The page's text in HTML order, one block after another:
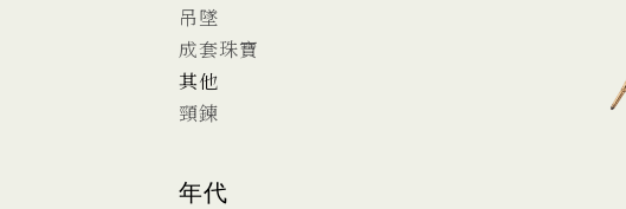
吊墜
成套珠寶
其他
頸鍊
年代